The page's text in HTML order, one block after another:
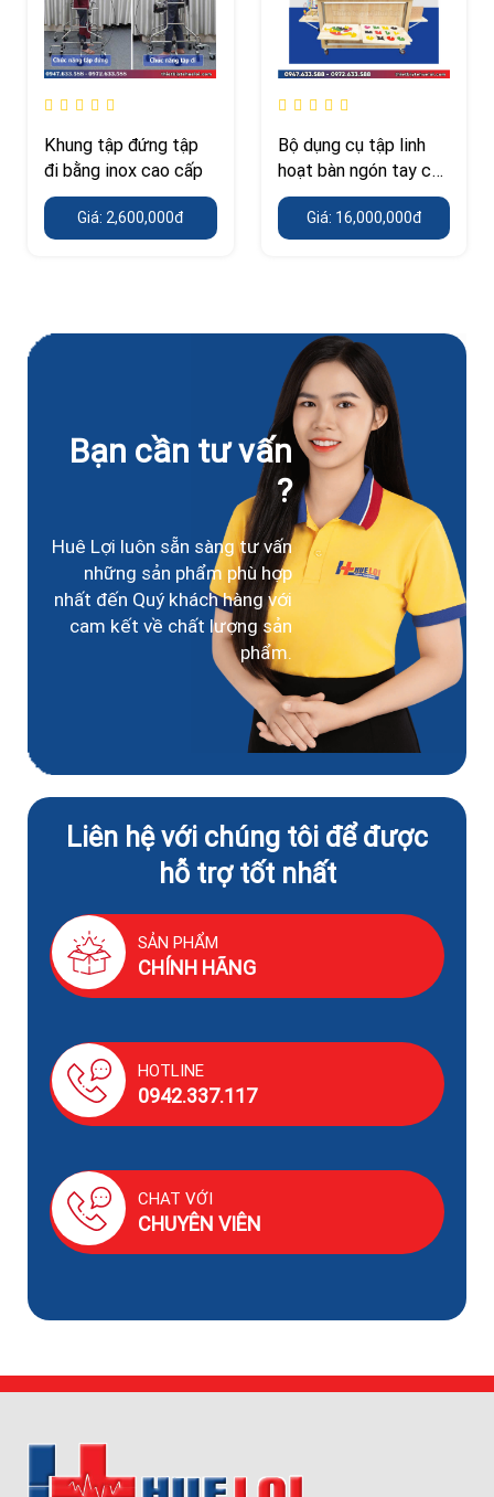
Khung tập đứng tập
đi bằng inox cao cấp
Giá: 2,600,000đ
Bộ dụng cụ tập linh
hoạt bàn ngón tay cho
người yếu liệt
Giá: 16,000,000đ
Bạn cần tư vấn
?
Huê Lợi luôn sẵn sàng tư vấn
những sản phẩm phù hợp
nhất đến Quý khách hàng với
cam kết về chất lượng sản
phẩm.
Liên hệ với chúng tôi để được
hỗ trợ tốt nhất
SẢN PHẨM
CHÍNH HÃNG
HOTLINE
0942.337.117
CHAT VỚI
CHUYÊN VIÊN